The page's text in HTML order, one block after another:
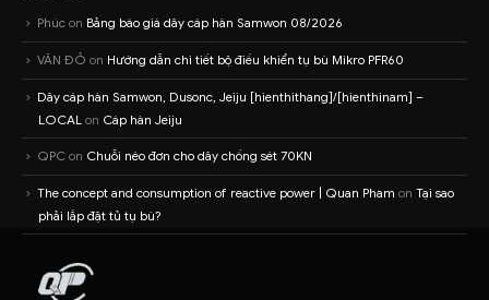
Phúc on Bảng báo giá dây cáp hàn Samwon 08/2026
VĂN ĐỎ on Hướng dẫn chi tiết bộ điều khiển tụ bù Mikro PFR60
Dây cáp hàn Samwon, Dusonc, Jeiju [hienthithang]/[hienthinam] –
LOCAL on Cáp hàn Jeiju
QPC on Chuỗi néo đơn cho dây chống sét 70KN
The concept and consumption of reactive power | Quan Pham on Tại sao
phải lắp đặt tủ tụ bù?